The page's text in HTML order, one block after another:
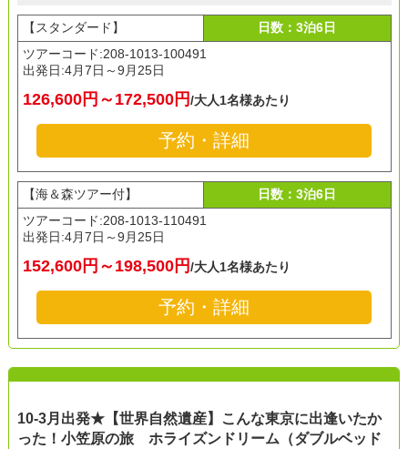
【スタンダード】
日数：3泊6日
ツアーコード:208-1013-100491
出発日:4月7日～9月25日
126,600円～172,500円/大人1名様あたり
予約・詳細
【海＆森ツアー付】
日数：3泊6日
ツアーコード:208-1013-110491
出発日:4月7日～9月25日
152,600円～198,500円/大人1名様あたり
予約・詳細
10-3月出発★【世界自然遺産】こんな東京に出逢いたか
った！小笠原の旅 ホライズンドリーム（ダブルベッド